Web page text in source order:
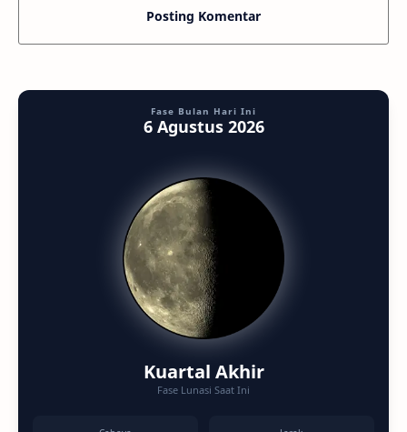
Posting Komentar
Fase Bulan Hari Ini
6 Agustus 2026
Kuartal Akhir
Fase Lunasi Saat Ini